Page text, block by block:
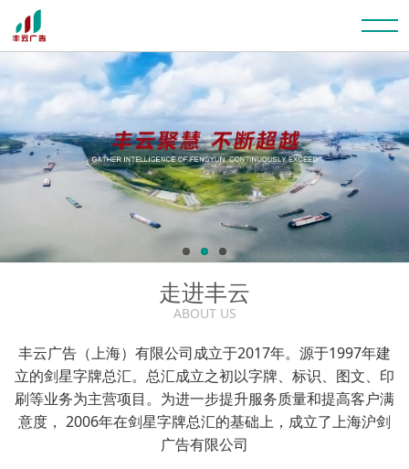
走进丰云
ABOUT US
丰云广告（上海）有限公司成立于2017年。源于1997年建
立的剑星字牌总汇。总汇成立之初以字牌、标识、图文、印
刷等业务为主营项目。为进一步提升服务质量和提高客户满
意度， 2006年在剑星字牌总汇的基础上，成立了上海沪剑
广告有限公司